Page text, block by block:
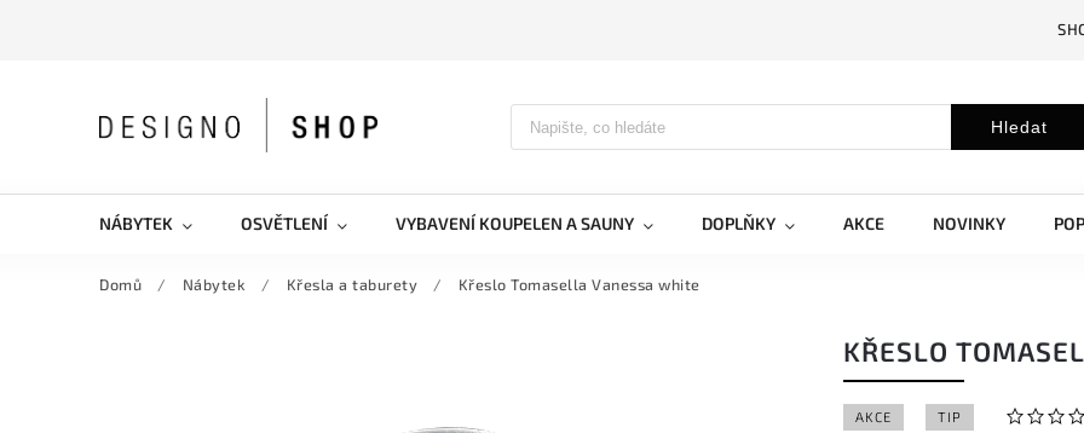
Hledat
NÁBYTEK OSVĚTLENÍ VYBAVENÍ KOUPELEN A SAUNY DOPLŇKY AKCE NOVINKY
Domů / Nábytek / Křesla a taburety / Křeslo Tomasella Vanessa white
KŘESLO
AKCE TIP